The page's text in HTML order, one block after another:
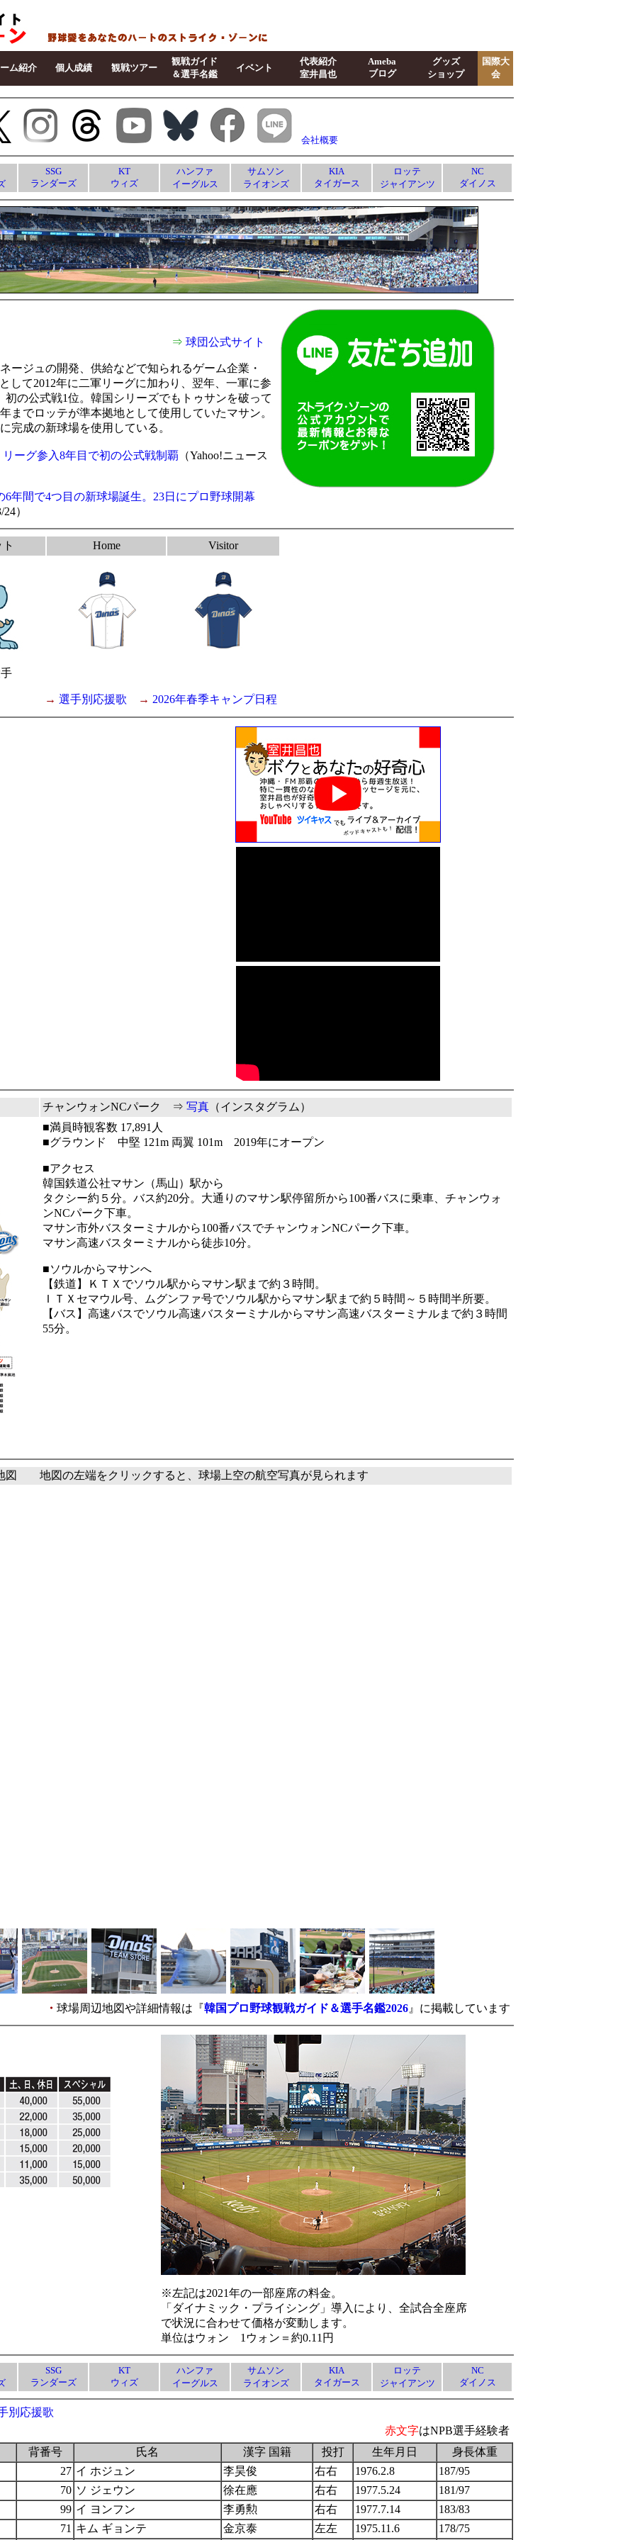
ム紹介 個人成績 観戦ツアー
観戦ガイド
＆選手名鑑
イベント
代表紹介
室井昌也
Ameba
ブログ
グッズ
ショップ
国際大
会
会社概要
SSG
ランダーズ
KT
ウィズ
ハンファ
イーグルス
サムソン
ライオンズ
KIA
タイガース
ロッテ
ジャイアンツ
NC
ダイノス
⇒ 球団公式サイト
ージュの開発、供給などで知られるゲーム企業・
して2012年に二軍リーグに加わり、翌年、一軍に参
の公式戦1位。韓国シリーズでもトゥサンを破って
までロッテが準本拠地として使用していたマサン。
完成の新球場を使用している。
ーグ参入8年目で初の公式戦制覇 （Yahoo!ニュース
年間で4つ目の新球場誕生。23日にプロ野球開幕
24）
Home Visitor
→ 選手別応援歌 → 2026年春季キャンプ日程
チャンウォンNCパーク ⇒ 写真 （インスタグラム）
■満員時観客数 17,891人
■グラウンド 中堅 121m 両翼 101m 2019年にオープン
■アクセス
韓国鉄道公社マサン（馬山）駅から
タクシー約５分。バス約20分。大通りのマサン駅停留所から100番バスに乗車、チャンウォ
ンNCパーク下車。
マサン市外バスターミナルから100番バスでチャンウォンNCパーク下車。
マサン高速バスターミナルから徒歩10分。
■ソウルからマサンへ
【鉄道】ＫＴＸでソウル駅からマサン駅まで約３時間。
ＩＴＸセマウル号、ムグンファ号でソウル駅からマサン駅まで約５時間～５時間半所要。
【バス】高速バスでソウル高速バスターミナルからマサン高速バスターミナルまで約３時間
55分。
図 地図の左端をクリックすると、球場上空の航空写真が見られます
・ 球場周辺地図や詳細情報は『韓国プロ野球観戦ガイド＆選手名鑑2026 』に掲載しています
※左記は2021年の一部座席の料金。
「ダイナミック・プライシング」導入により、全試合全座席
で状況に合わせて価格が変動します。
単位はウォン 1ウォン＝約0.11円
SSG
ランダーズ
KT
ウィズ
ハンファ
イーグルス
サムソン
ライオンズ
KIA
タイガース
ロッテ
ジャイアンツ
NC
ダイノス
別応援歌
赤文字はNPB選手経験者
背番号
氏名 漢字 国籍 投打 生年月日
身長体重
27 イ ホジュン 李昊俊 右右 1976.2.8
187/95
70 ソ ジェウン 徐在應 右右 1977.5.24
181/97
99 イ ヨンフン 李勇勲 右右 1977.7.14
183/83
71 キム ギョンテ 金京泰 左左 1975.11.6 178/75